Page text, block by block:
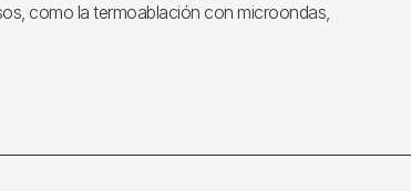
como la termoablación con microondas,